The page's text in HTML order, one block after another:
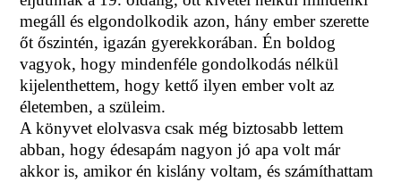
megáll és elgondolkodik azon, hány ember szerette
őt őszintén, igazán gyerekkorában. Én boldog
vagyok, hogy mindenféle gondolkodás nélkül
kijelenthettem, hogy kettő ilyen ember volt az
életemben, a szüleim.
A könyvet elolvasva csak még biztosabb lettem
abban, hogy édesapám nagyon jó apa volt már
akkor is, amikor én kislány voltam, és számíthattam